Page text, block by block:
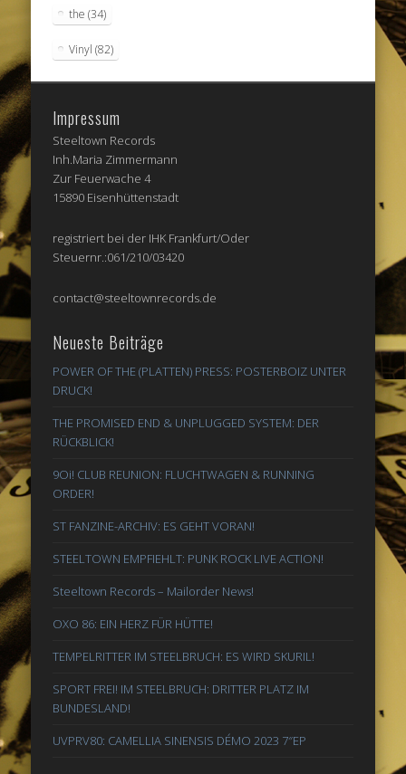
the (34)
Vinyl (82)
Impressum
Steeltown Records
Inh.Maria Zimmermann
Zur Feuerwache 4
15890 Eisenhüttenstadt
registriert bei der IHK Frankfurt/Oder
Steuernr.:061/210/03420
contact@steeltownrecords.de
Neueste Beiträge
POWER OF THE (PLATTEN) PRESS: POSTERBOIZ UNTER
DRUCK!
THE PROMISED END & UNPLUGGED SYSTEM: DER
RÜCKBLICK!
9Oi! CLUB REUNION: FLUCHTWAGEN & RUNNING
ORDER!
ST FANZINE-ARCHIV: ES GEHT VORAN!
STEELTOWN EMPFIEHLT: PUNK ROCK LIVE ACTION!
Steeltown Records – Mailorder News!
OXO 86: EIN HERZ FÜR HÜTTE!
TEMPELRITTER IM STEELBRUCH: ES WIRD SKURIL!
SPORT FREI! IM STEELBRUCH: DRITTER PLATZ IM
BUNDESLAND!
UVPRV80: CAMELLIA SINENSIS DÉMO 2023 7″EP